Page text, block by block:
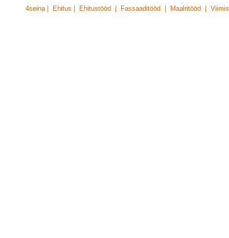
4seina | Ehitus | Ehitustööd | Fassaaditööd | Maalritööd |